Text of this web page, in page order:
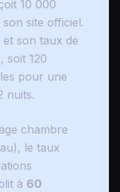
10 000
site officiel.
son taux de
soit 120
pour une
nuits.
chambre
le taux
à 60